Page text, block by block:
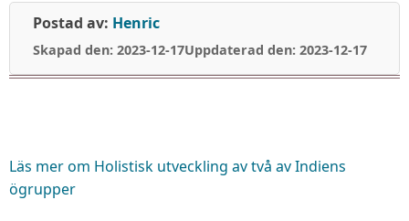
Postad av: Henric
Skapad den: 2023-12-17Uppdaterad den: 2023-12-17
Läs merom Holistisk utveckling av två av Indiens
ögrupper